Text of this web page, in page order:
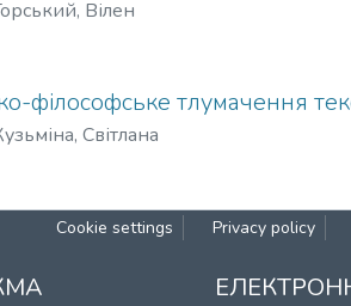
Вілен
філософське тлумачення
Світлана
Cookie settings Privacy policy